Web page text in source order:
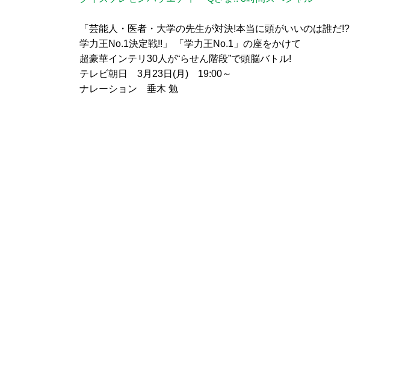
「芸能人・医者・大学の先生が対決!本当に頭がいいのは誰だ!?
学力王No.1決定戦!!」 「学力王No.1」の座をかけて
超豪華インテリ30人が“らせん階段”で頭脳バトル!
テレビ朝日 3月23日(月) 19:00～
ナレーション 垂木 勉